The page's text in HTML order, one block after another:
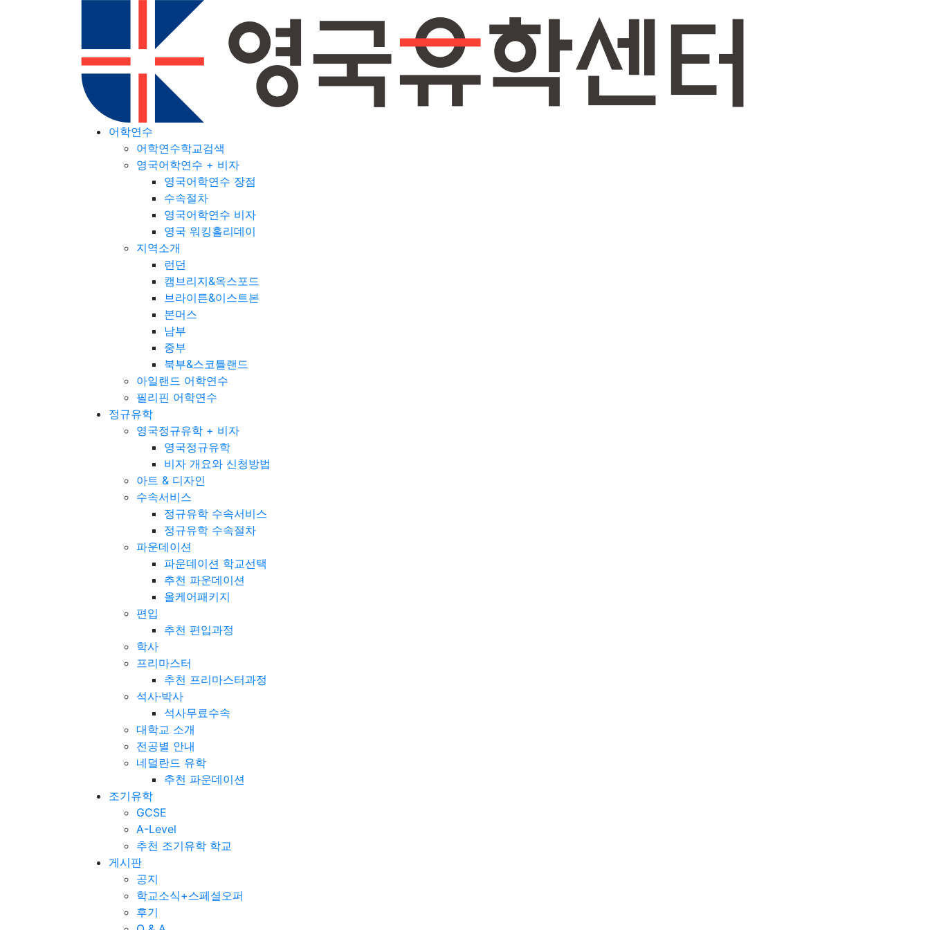
어학연수
어학연수학교검색
영국어학연수 + 비자
영국어학연수 장점
수속절차
영국어학연수 비자
영국 워킹홀리데이
지역소개
런던
캠브리지&옥스포드
브라이튼&이스트본
본머스
남부
중부
북부&스코틀랜드
아일랜드 어학연수
필리핀 어학연수
정규유학
영국정규유학 + 비자
영국정규유학
비자 개요와 신청방법
아트 & 디자인
수속서비스
정규유학 수속서비스
정규유학 수속절차
파운데이션
파운데이션 학교선택
추천 파운데이션
올케어패키지
편입
추천 편입과정
학사
프리마스터
추천 프리마스터과정
석사·박사
석사무료수속
대학교 소개
전공별 안내
네덜란드 유학
추천 파운데이션
조기유학
GCSE
A-Level
추천 조기유학 학교
게시판
공지
학교소식+스페셜오퍼
후기